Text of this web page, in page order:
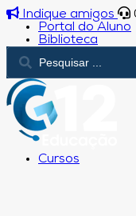
Indique amigos
Portal do Aluno
Biblioteca
Cursos